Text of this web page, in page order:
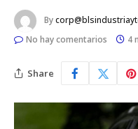
By
No hay comentarios
4
Share